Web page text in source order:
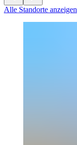
Alle Standorte anzeigen